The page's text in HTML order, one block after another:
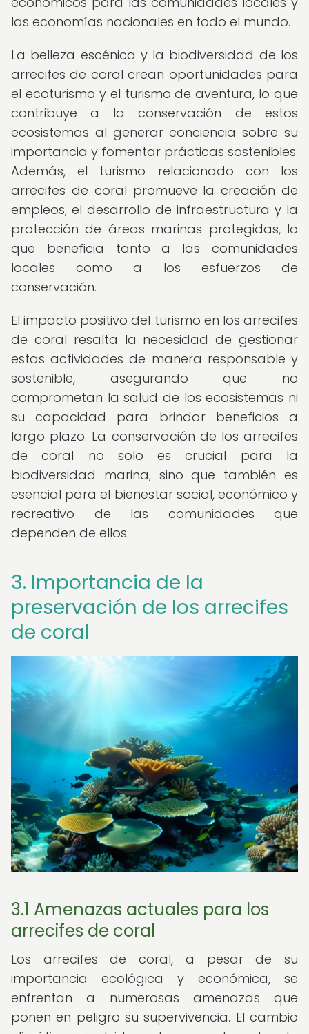
las economías nacionales en todo el mundo.
La belleza escénica y la biodiversidad de los
arrecifes de coral crean oportunidades para
el ecoturismo y el turismo de aventura, lo que
contribuye a la conservación de estos
ecosistemas al generar conciencia sobre su
importancia y fomentar prácticas sostenibles.
Además, el turismo relacionado con los
arrecifes de coral promueve la creación de
empleos, el desarrollo de infraestructura y la
protección de áreas marinas protegidas, lo
que beneficia tanto a las comunidades
locales como a los esfuerzos de
conservación.
El impacto positivo del turismo en los arrecifes
de coral resalta la necesidad de gestionar
estas actividades de manera responsable y
sostenible, asegurando que no
comprometan la salud de los ecosistemas ni
su capacidad para brindar beneficios a
largo plazo. La conservación de los arrecifes
de coral no solo es crucial para la
biodiversidad marina, sino que también es
esencial para el bienestar social, económico y
recreativo de las comunidades que
dependen de ellos.
3. Importancia de la
preservación de los arrecifes
de coral
3.1 Amenazas actuales para los
arrecifes de coral
Los arrecifes de coral, a pesar de su
importancia ecológica y económica, se
enfrentan a numerosas amenazas que
ponen en peligro su supervivencia. El cambio